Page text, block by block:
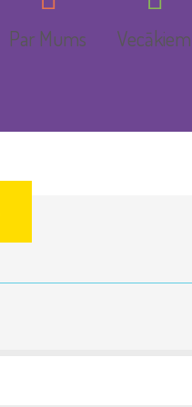
Par Mums
Pedagogi
Vecākiem